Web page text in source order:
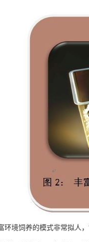
饲养的模式非常拟人，